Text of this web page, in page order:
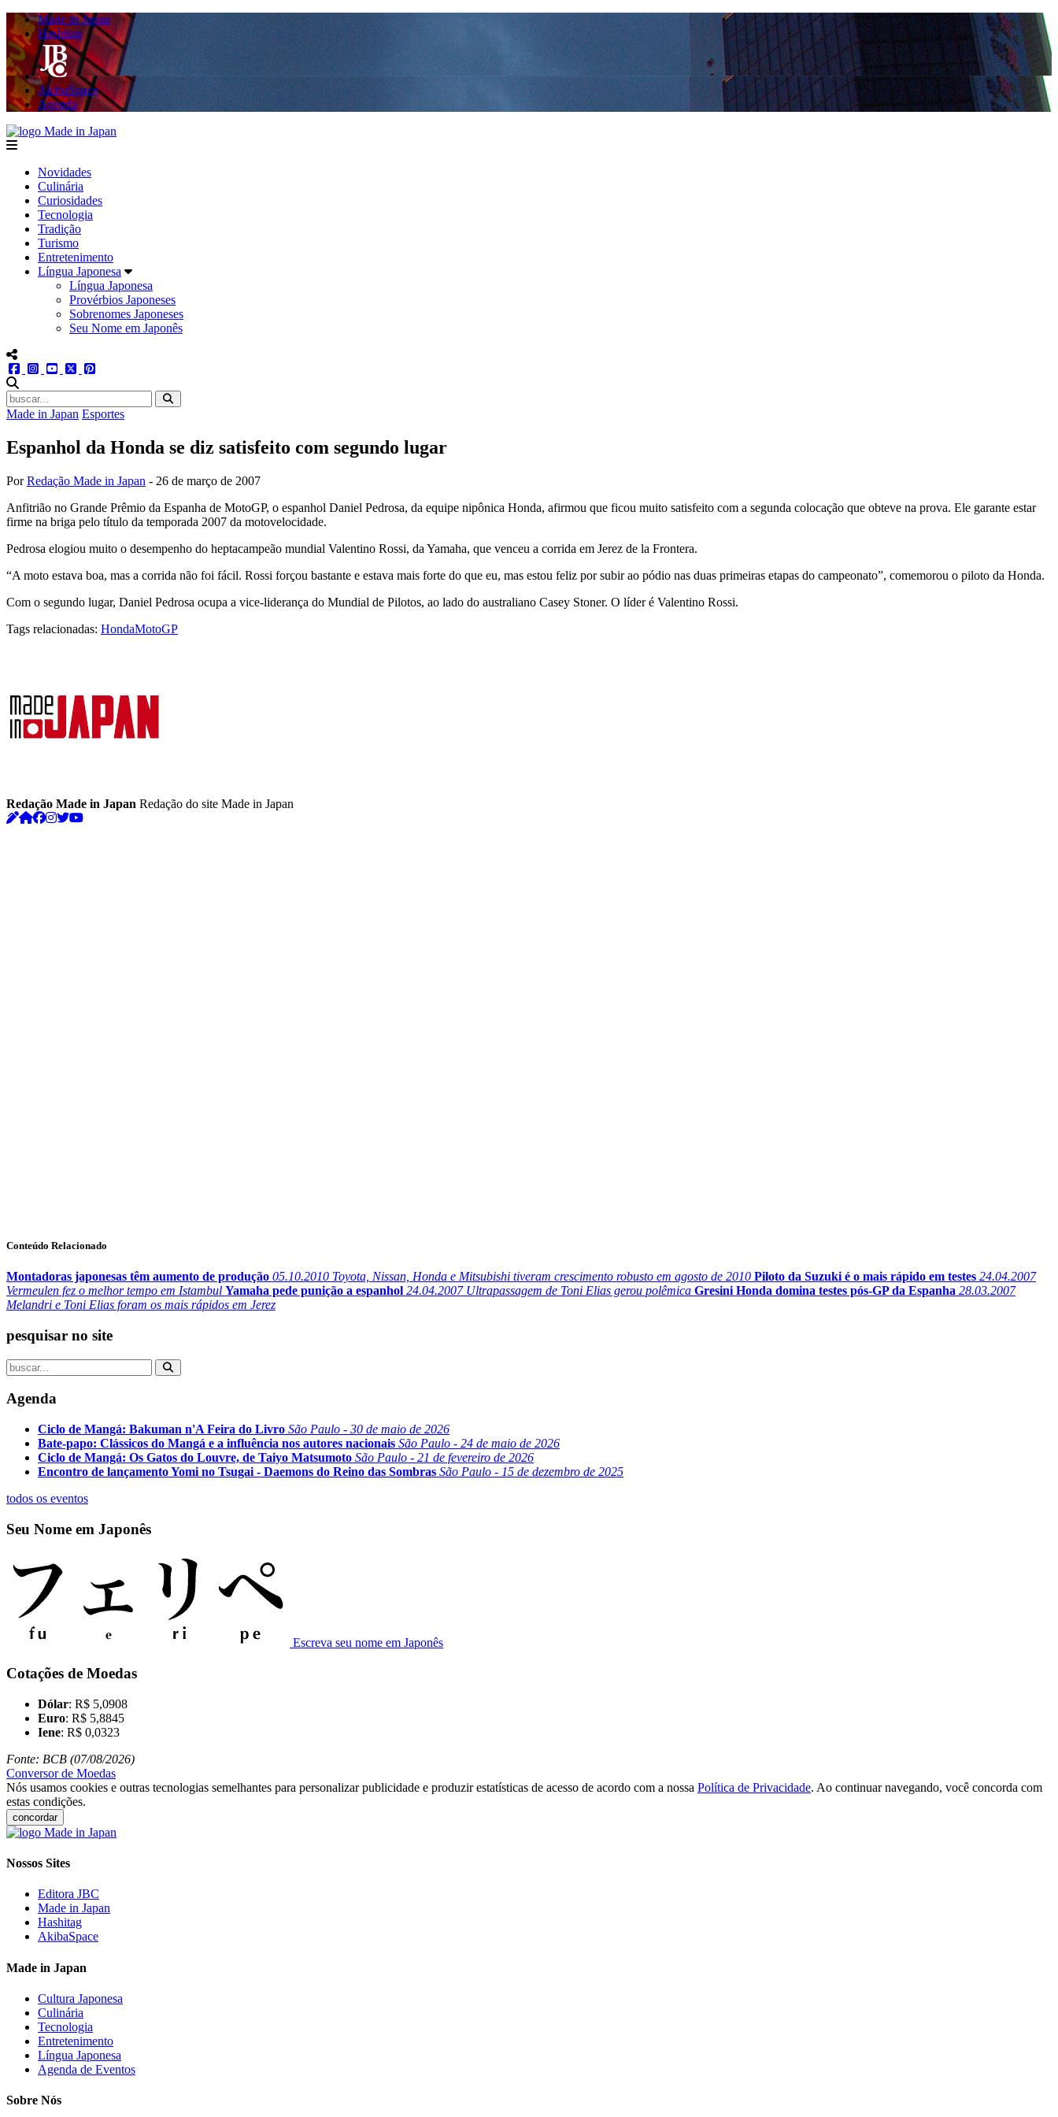
Made in Japan
Hashitag
AkibaSpace
Agenda
menu
Novidades
Culinária
Curiosidades
Tecnologia
Tradição
Turismo
Entretenimento
Língua Japonesa
Língua Japonesa
Provérbios Japoneses
Sobrenomes Japoneses
Seu Nome em Japonês
menu redes social
facebookinstagram
youtube
twitter
Made in Japan Esportes
Espanhol da Honda se diz satisfeito com segundo lugar
PorRedação Made in Japan - 26 de março de 2007
Anfitrião no Grande Prêmio da Espanha de MotoGP, o espanhol Daniel Pedrosa, da equipe nipônica Honda, afirmou que ficou muito satisfeito com a segunda colocação que obteve na prova. Ele garante estar
firme na briga pelo título da temporada 2007 da motovelocidade.
Pedrosa elogiou muito o desempenho do heptacampeão mundial Valentino Rossi, da Yamaha, que venceu a corrida em Jerez de la Frontera.
“A moto estava boa, mas a corrida não foi fácil. Rossi forçou bastante e estava mais forte do que eu, mas estou feliz por subir ao pódio nas duas primeiras etapas do campeonato”, comemorou o piloto da Honda.
Com o segundo lugar, Daniel Pedrosa ocupa a vice-liderança do Mundial de Pilotos, ao lado do australiano Casey Stoner. O líder é Valentino Rossi.
Tags relacionadas: HondaMotoGP
Redação Made in Japan Redação do site Made in Japan
Conteúdo Relacionado
Montadoras japonesas têm aumento de produção 05.10.2010 Toyota, Nissan, Honda e Mitsubishi tiveram crescimento robusto em agosto de 2010 Piloto da Suzuki é o mais rápido em testes 24.04.2007
Vermeulen fez o melhor tempo em Istambul Yamaha pede punição a espanhol 24.04.2007Ultrapassagem de Toni Elias gerou polêmica Gresini Honda domina testes pós-GP da Espanha 28.03.2007
Melandri e Toni Elias foram os mais rápidos em Jerez
pesquisar no site
Agenda
Ciclo de Mangá: Bakuman n'A Feira do Livro São Paulo - 30 de maio de 2026
Bate-papo: Clássicos do Mangá e a influência nos autores nacionais São Paulo - 24 de maio de 2026
Ciclo de Mangá: Os Gatos do Louvre, de Taiyo Matsumoto São Paulo - 21 de fevereiro de 2026
Encontro de lançamento Yomi no Tsugai - Daemons do Reino das Sombras São Paulo - 15 de dezembro de 2025
todos os eventos
Seu Nome em Japonês
Escreva seu nome em Japonês
Cotações de Moedas
Dólar: R$ 5,0908
Euro: R$ 5,8845
Iene: R$ 0,0323
Fonte: BCB (07/08/2026)
Conversor de Moedas
Nós usamos cookies e outras tecnologias semelhantes para personalizar publicidade e produzir estatísticas de acesso de acordo com a nossa Política de Privacidade. Ao continuar navegando, você concorda com
estas condições.
concordar
Nossos Sites
Editora JBC
Made in Japan
Hashitag
AkibaSpace
Made in Japan
Cultura Japonesa
Culinária
Tecnologia
Entretenimento
Língua Japonesa
Agenda de Eventos
Sobre Nós